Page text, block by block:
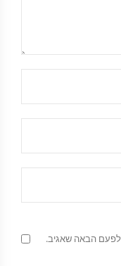
לפעם הבאה שאגיב.